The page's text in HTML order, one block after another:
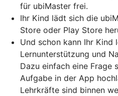
für ubiMaster frei.
Ihr Kind lädt sich die
Store oder Play Store
Und schon kann Ihr Kind
Lernunterstützung und
Dazu einfach eine Frage
Aufgabe in der App
Lehrkräfte sind binnen